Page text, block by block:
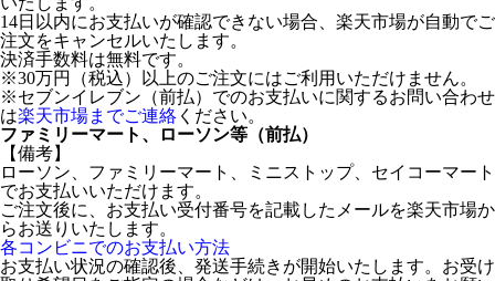
14日以内にお支払いが確認できない場合、楽天市場が自動でご
注文をキャンセルいたします。
決済手数料は無料です。
※30万円（税込）以上のご注文にはご利用いただけません。
※セブンイレブン（前払）でのお支払いに関するお問い合わせ
は楽天市場までご連絡 ください。
ファミリーマート、ローソン等（前払）
【備考】
ローソン、ファミリーマート、ミニストップ、セイコーマート
でお支払いいただけます。
ご注文後に、お支払い受付番号を記載したメールを楽天市場か
らお送りいたします。
各コンビニでのお支払い方法
お支払い状況の確認後、発送手続きが開始いたします。お受け